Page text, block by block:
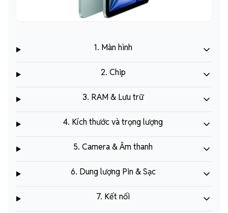
1. Màn hình
2. Chip
3. RAM & Lưu trữ
4. Kích thước và trọng lượng
5. Camera & Âm thanh
6. Dung lượng Pin & Sạc
7. Kết nối